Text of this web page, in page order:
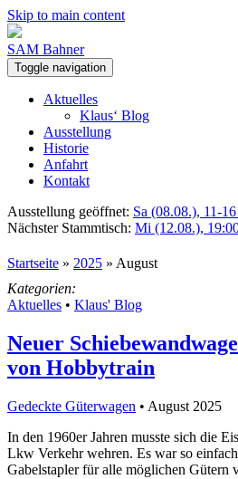
Skip to main content
SAM Bahner
Toggle navigation
Aktuelles
Klaus‘ Blog
Ausstellung
Historie
Anfahrt
Kontakt
Ausstellung geöffnet: Sa (08.08.), 11-
Nächster Stammtisch: Mi (12.08.),
Startseite » 2025 » August
Kategorien:
Aktuelles • Klaus' Blog
Neuer
von Hobbytrain
Gedeckte Güterwagen • August 2025
In den 1960er Jahren musste sich die
Lkw Verkehr wehren. Es war so
Gabelstapler für alle möglichen